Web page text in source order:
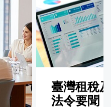
臺灣租稅
法令要聞